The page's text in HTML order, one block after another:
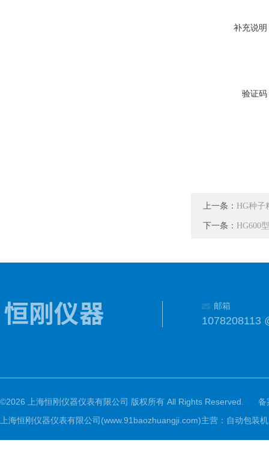
补充说明
验证码
上一条： HG种子
下一条： HG600
邮箱
1078208113
©2026 上海恒刚仪器仪表有限公司 版权所有 All Rights Reserved.
备
上海恒刚仪器仪表有限公司(www.91baozhuangji.com)主营：自动包